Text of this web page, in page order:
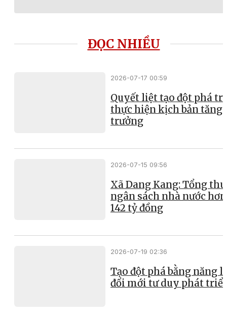
ĐỌC NHIỀU
2026-07-17 00:59
Quyết liệt tạo đột phá
thực hiện kịch bản tăng
trưởng
2026-07-15 09:56
Xã Dang Kang: Tổng thu
ngân sách nhà nước hơn
142 tỷ đồng
2026-07-19 02:36
Tạo đột phá bằng năng
đổi mới tư duy phát